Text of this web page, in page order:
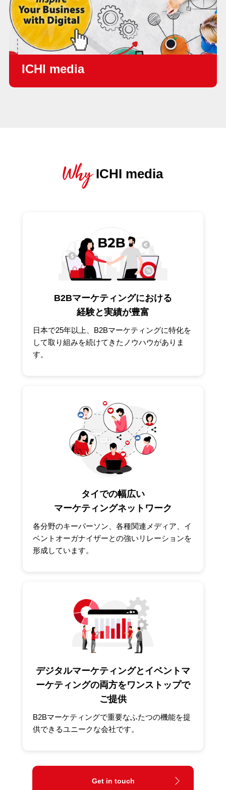
•ユーザー事例
ICHI media
詳しくは、こちらからご覧ください。
WhyICHI media
B2Bマーケティングにおける
経験と実績が豊富
日本で25年以上、B2Bマーケティングに特化を
して取り組みを続けてきたノウハウがありま
す。
タイでの幅広い
マーケティングネットワーク
各分野のキーパーソン、各種関連メディア、イ
ベントオーガナイザーとの強いリレーションを
形成しています。
デジタルマーケティングとイベントマ
ーケティングの両方をワンストップで
ご提供
B2Bマーケティングで重要なふたつの機能を提
供できるユニークな会社です。
Get in touch